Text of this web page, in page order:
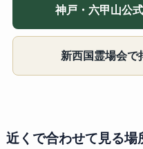
神戸・六甲山公
新西国霊場会で
近くで合わせて見る場